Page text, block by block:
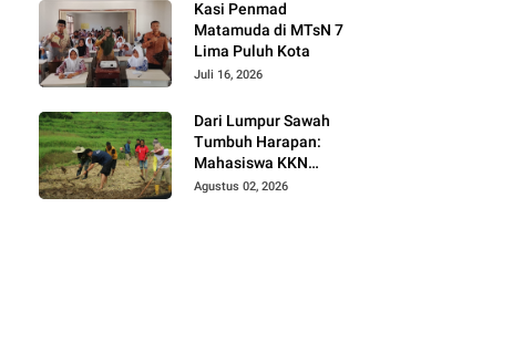
Kasi Penmad
Matamuda di MTsN 7
Lima Puluh Kota
Juli 16, 2026
Dari Lumpur Sawah
Tumbuh Harapan:
Mahasiswa KKN
Universitas Andalas
Agustus 02, 2026